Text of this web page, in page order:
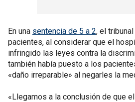
En una sentencia de 5 a 2, el
pacientes, al considerar que el
infringido las leyes contra la
también había puesto a los
«daño irreparable» al negarles la
«Llegamos a la conclusión de que